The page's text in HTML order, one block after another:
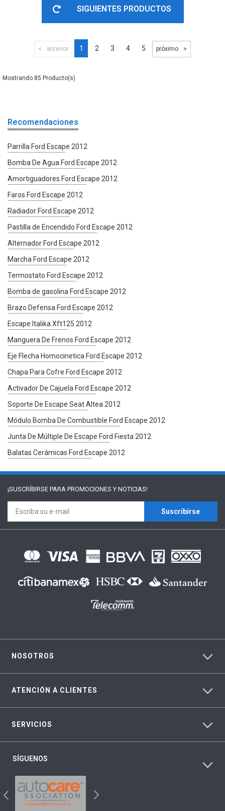
SIGUIENTES PRODUCTOS
anterior 1 2 3 4 5 próximo
85
Recomendaciones
Parrilla Ford Escape 2012
Bomba De Agua Ford Escape 2012
Amortiguadores Ford Escape 2012
Faros Ford Escape 2012
Radiador Ford Escape 2012
Pastilla de Encendido Ford Escape 2012
Alternador Ford Escape 2012
Marcha Ford Escape 2012
Termostato Ford Escape 2012
Bomba de gasolina Ford Escape 2012
Brazo Defensa Ford Escape 2012
Escape Italika Xft125 2012
Manguera De Frenos Ford Escape 2012
Eje Flecha Homocinetica Ford Escape 2012
Chapa Para Cofre Ford Escape 2012
Activador De Cajuela Ford Escape 2012
Soporte De Escape Seat Altea 2012
Módulo Bomba De Combustible Ford Escape 2012
Junta De Múltiple De Escape Ford Fiesta 2012
Balatas Cerámicas Ford Escape 2012
¡SUSCRÍBIRSE PARA PROMOCIONES Y NOTICIAS!
Suscríbirse
NOSOTROS
ATENCIÓN A CLIENTES
SERVICIOS
SÍGUENOS